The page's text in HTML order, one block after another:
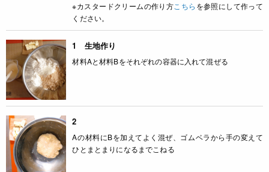
※カスタードクリームの作り方こちら を参照にして作って
ください。
1 生地作り
材料Aと材料Bをそれぞれの容器に入れて混ぜる
2
Aの材料にBを加えてよく混ぜ、ゴムベラから手の変えて
ひとまとまりになるまでこねる